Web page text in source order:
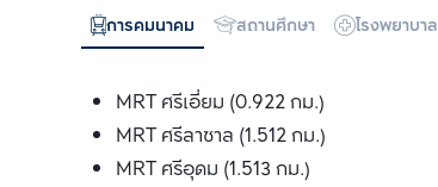
การคมนาคม สถานศึกษา โรงพยาบาล
MRT ศรีเอี่ยม (0.922 กม.)
MRT ศรีลาซาล (1.512 กม.)
MRT ศรีอุดม (1.513 กม.)